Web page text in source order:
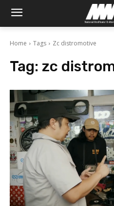
Home Tags Zc distromotive
Tag: zc